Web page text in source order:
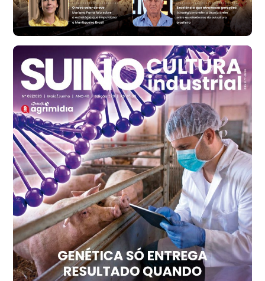
cx
Ovo Branco - Regional
cx
Ovo Branco - Regional
Recife (PE)
R$ 147,74
cx
Ovo Vermelho - Regional
Recife (PE)
R$ 157,72
cx